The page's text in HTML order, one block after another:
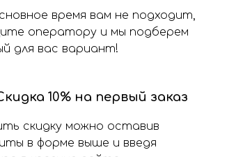
время вам не подходит,
оператору и мы подберем
для вас вариант!
10% на первый заказ
скидку можно оставив
в форме выше и введя